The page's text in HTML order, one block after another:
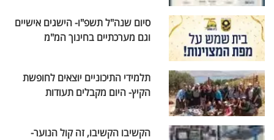
סיום שנה"ל תשפ"ו- הישגים אישיים
וגם מערכתיים בחינוך המ"מ
תלמידי התיכוניים יוצאים לחופשת
הקיץ- היום מקבלים תעודות
הקשיבו הקשיבו, זה קול הנוער-